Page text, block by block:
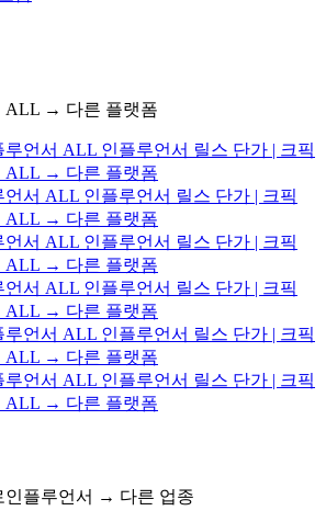
ALL → 다른 플랫폼
언서 ALL 인플루언서 릴스 단가 | 크픽
ALL → 다른 플랫폼
서 ALL 인플루언서 릴스 단가 | 크픽
ALL → 다른 플랫폼
서 ALL 인플루언서 릴스 단가 | 크픽
ALL → 다른 플랫폼
서 ALL 인플루언서 릴스 단가 | 크픽
ALL → 다른 플랫폼
루언서 ALL 인플루언서 릴스 단가 | 크픽
ALL → 다른 플랫폼
언서 ALL 인플루언서 릴스 단가 | 크픽
ALL → 다른 플랫폼
인플루언서 → 다른 업종